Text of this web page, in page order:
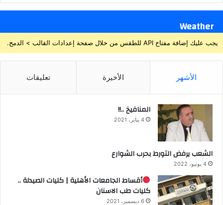
Weather
يجب عليك إضافة مفتاح API للطقس من خلال صفحة إعدادات القالب > الدمج.
الأشهر الأخيرة تعليقات
المنافيخ ..!!
4 يناير، 2021
الشعب يرفض التورط بحرب الشوارع
4 يونيو، 2022
أقساط الجامعات الأهلية | كليات الصيدلة ..
كليات طب الاسنان
6 ديسمبر، 2021